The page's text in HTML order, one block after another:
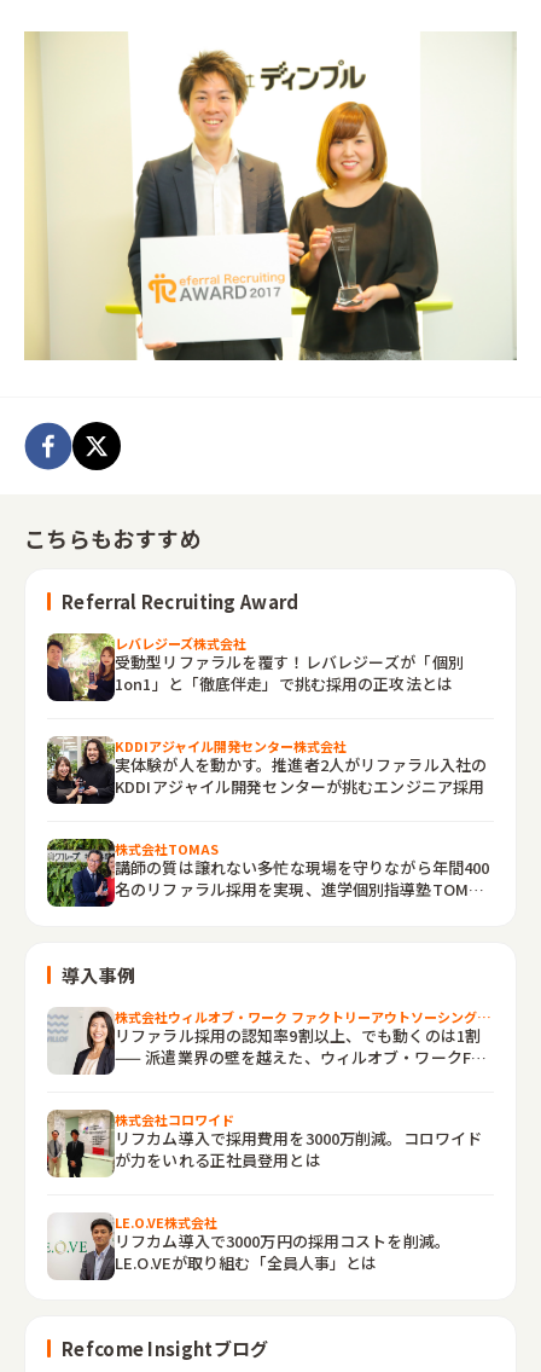
こちらもおすすめ
Referral Recruiting Award
レバレジーズ株式会社
受動型リファラルを覆す！レバレジーズが「個別
1on1」と「徹底伴走」で挑む採用の正攻法とは
KDDIアジャイル開発センター株式会社
実体験が人を動かす。推進者2人がリファラル入社の
KDDIアジャイル開発センターが挑むエンジニア採用
株式会社TOMAS
講師の質は譲れない――多忙な現場を守りながら年間400
名のリファラル採用を実現、進学個別指導塾TOMAS
導入事例
株式会社ウィルオブ・ワーク ファクトリーアウトソーシング事業部
リファラル採用の認知率9割以上、でも動くのは1割
—— 派遣業界の壁を越えた、ウィルオブ・ワークFO
株式会社コロワイド
リフカム導入で採用費用を3000万削減。コロワイド
が力をいれる正社員登用とは
LE.O.VE株式会社
リフカム導入で3000万円の採用コストを削減。
LE.O.VEが取り組む「全員人事」とは
Refcome Insightブログ